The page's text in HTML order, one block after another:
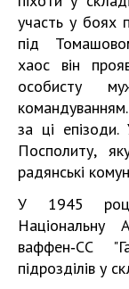
участь у боях
під
хаос він
особисту
за ці епізоди.
Посполиту,
радянські
У 1945 році
Національну
ваффен‑СС
підрозділів у